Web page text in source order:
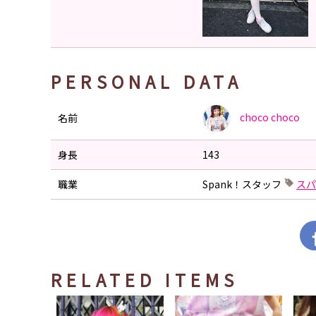
PERSONAL DATA
名前 choco choco
身長 143
職業 Spank！スタッフ ス
RELATED ITEMS